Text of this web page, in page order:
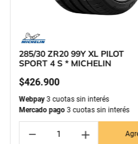
285/30 ZR20 99Y XL PILOT
SPORT 4 S * MICHELIN
$426.900
Webpay3 cuotas sin interés
Mercado pago3 cuotas sin interés
＋
－